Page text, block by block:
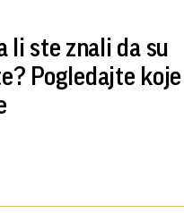
li ste znali da su
Pogledajte koje